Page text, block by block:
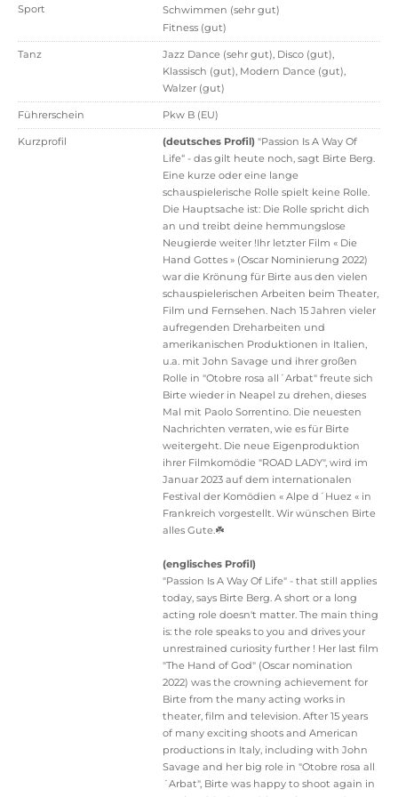
Sport
Schwimmen (sehr gut)
Fitness (gut)
Tanz
Jazz Dance (sehr gut), Disco (gut),
Klassisch (gut), Modern Dance (gut),
Walzer (gut)
Führerschein Pkw B (EU)
Kurzprofil (deutsches Profil) "Passion Is A Way Of
Life“ - das gilt heute noch, sagt Birte Berg.
Eine kurze oder eine lange
schauspielerische Rolle spielt keine Rolle.
Die Hauptsache ist: Die Rolle spricht dich
an und treibt deine hemmungslose
Neugierde weiter !Ihr letzter Film « Die
Hand Gottes » (Oscar Nominierung 2022)
war die Krönung für Birte aus den vielen
schauspielerischen Arbeiten beim Theater,
Film und Fernsehen. Nach 15 Jahren vieler
aufregenden Dreharbeiten und
amerikanischen Produktionen in Italien,
u.a. mit John Savage und ihrer großen
Rolle in "Otobre rosa all´Arbat" freute sich
Birte wieder in Neapel zu drehen, dieses
Mal mit Paolo Sorrentino. Die neuesten
Nachrichten verraten, wie es für Birte
weitergeht. Die neue Eigenproduktion
ihrer Filmkomödie "ROAD LADY", wird im
Januar 2023 auf dem internationalen
Festival der Komödien « Alpe d´Huez « in
Frankreich vorgestellt. Wir wünschen Birte
alles Gute.☘️
(englisches Profil)
"Passion Is A Way Of Life" - that still applies
today, says Birte Berg. A short or a long
acting role doesn't matter. The main thing
is: the role speaks to you and drives your
unrestrained curiosity further ! Her last film
"The Hand of God" (Oscar nomination
2022) was the crowning achievement for
Birte from the many acting works in
theater, film and television. After 15 years
of many exciting shoots and American
productions in Italy, including with John
Savage and her big role in "Otobre rosa all
´Arbat", Birte was happy to shoot again in